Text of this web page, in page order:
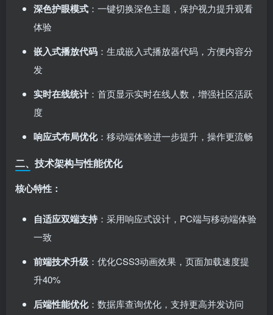
深色护眼模式 ：一键切换深色主题，保护视力提升观看
体验
嵌入式播放代码 ：生成嵌入式播放器代码，方便内容分
发
实时在线统计：首页显示实时在线人数，增强社区活跃
度
响应式布局优化：移动端体验进一步提升，操作更流畅
二、技术架构与性能优化
核心特性：
自适应双端支持：采用响应式设计，PC端与移动端体验
一致
前端技术升级 ：优化CSS3动画效果，页面加载速度提
升40%
后端性能优化：数据库查询优化，支持更高并发访问